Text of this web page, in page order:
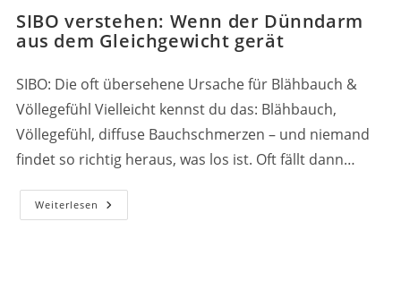
SIBO verstehen: Wenn der Dünndarm
aus dem Gleichgewicht gerät
veröffentlicht:
SIBO: Die oft übersehene Ursache für Blähbauch &
Völlegefühl Vielleicht kennst du das: Blähbauch,
Völlegefühl, diffuse Bauchschmerzen – und niemand
findet so richtig heraus, was los ist. Oft fällt dann…
Weiterlesen SIBO
Verstehen: